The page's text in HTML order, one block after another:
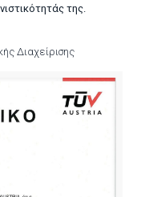
της.
Διαχείρισης